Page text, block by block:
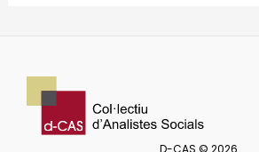
Adolescència
Martorell
D-CAS © 2026